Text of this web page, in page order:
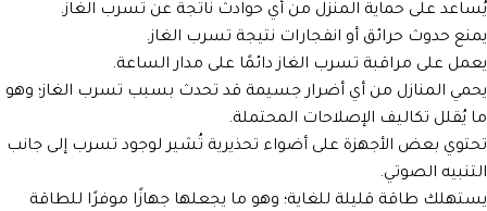
يُساعد على حماية المنزل من أي حوادث ناتجة عن تسرب الغاز.
يمنع حدوث حرائق أو انفجارات نتيجة تسرب الغاز.
يعمل على مراقبة تسرب الغاز دائمًا على مدار الساعة.
يحمي المنازل من أي أضرار جسيمة قد تحدث بسبب تسرب الغاز؛ وهو
ما يُقلل تكاليف الإصلاحات المحتملة.
تحتوي بعض الأجهزة على أضواء تحذيرية تُشير لوجود تسرب إلى جانب
التنبيه الصوتي.
يستهلك طاقة قليلة للغاية؛ وهو ما يجعلها جهازًا موفرًا للطاقة